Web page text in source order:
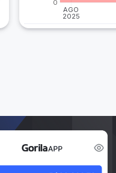
AGO
2025
0